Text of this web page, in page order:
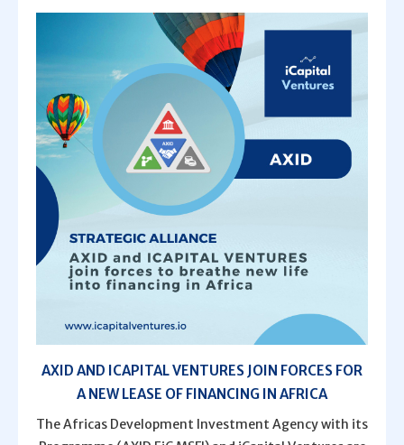
AXID AND ICAPITAL VENTURES JOIN FORCES FOR
A NEW LEASE OF FINANCING IN AFRICA
The Africas Development Investment Agency with its